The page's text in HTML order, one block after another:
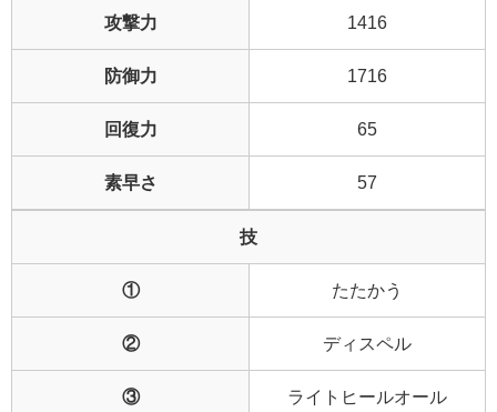
攻撃力 1416
防御力 1716
回復力 65
素早さ 57
技
① たたかう
② ディスペル
③ ライトヒールオール